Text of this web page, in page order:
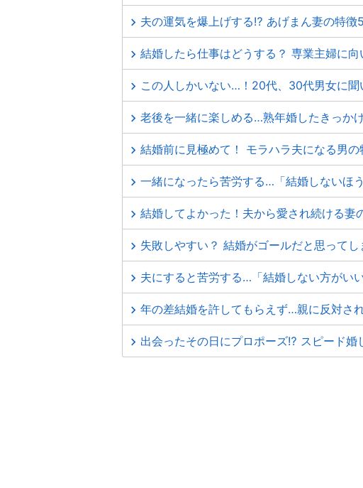
夫の運気を爆上げする⁉ あげまん妻の特徴
結婚したら仕事はどうする？ 専業主婦に
この人しかいない…！20代、30代男女に
老後を一緒に楽しめる…熟年婚したきっか
結婚前に見極めて！ モラハラ夫になる男の
一緒になったら苦労する…「結婚しないほ
結婚してよかった！夫から愛され続ける妻
失敗しやすい？ 結婚がゴールだと思って
夫にすると苦労する…「結婚しない方がい
年の差結婚を許してもらえず…親に反対さ
出会ったその日にプロポーズ⁉ スピード婚